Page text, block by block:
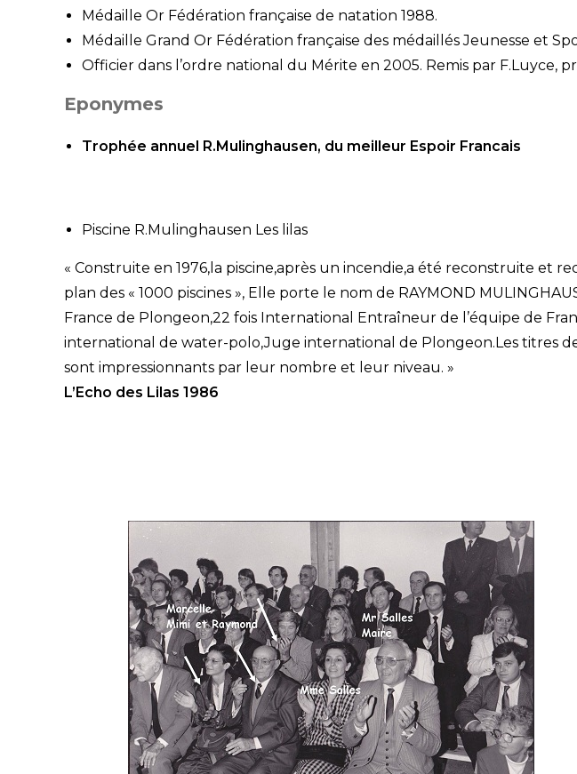
Médaille Or Fédération française de natation 1988.
Médaille Grand Or Fédération française des médaillés Jeunesse et
Officier dans l’ordre national du Mérite en 2005. Remis par F.Luyce,
Eponymes
Trophée annuel R.Mulinghausen, du meilleur Espoir Francais
Piscine R.Mulinghausen Les lilas
« Construite en 1976,la piscine,après un incendie,a été reconstruite et
plan des « 1000 piscines », Elle porte le nom de RAYMOND
France de Plongeon,22 fois International Entraîneur de l’équipe de
international de water-polo,Juge international de Plongeon.Les titres
sont impressionnants par leur nombre et leur niveau. »
L’Echo des Lilas 1986